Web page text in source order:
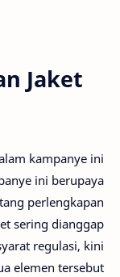
Jaket
kampanye ini
ini berupaya
perlengkapan
sering dianggap
regulasi, kini
elemen tersebut